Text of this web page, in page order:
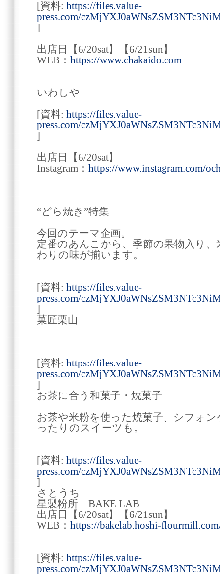
[資料: https://files.value-
press.com/
]
出店日【6/20sat】【6/21sun】
WEB： https://www.chakaido.com
いわしや
[資料: https://files.value-
press.com/
]
出店日【6/20sat】
Instagram： https://www.instagram.com/
“どら焼き”特集
今回のテーマ企画。
定番のあんこから、季節の果物入り
わりの味が揃います。
[資料: https://files.value-
press.com/
]
菓匠栗山
[資料: https://files.value-
press.com/
]
お茶に合う和菓子・焼菓子
お茶や米粉を使った焼菓子、シフォ
ったりのスイーツも。
[資料: https://files.value-
press.com/
]
さとうち
星製粉所 BAKE LAB
出店日【6/20sat】【6/21sun】
WEB： https://bakelab.hoshi-
[資料: https://files.value-
press.com/